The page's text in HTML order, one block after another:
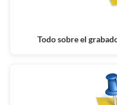
Todo sobre el